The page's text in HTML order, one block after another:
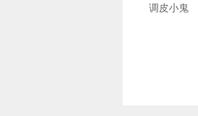
调皮小鬼